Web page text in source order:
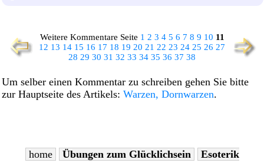
Weitere Kommentare Seite 1 2 3 4 5 6 7 8 9 10 11
12 13 14 15 16 17 18 19 20 21 22 23 24 25 26 27
28 29 30 31 32 33 34 35 36 37 38
Um selber einen Kommentar zu schreiben gehen Sie bitte
zur Hauptseite des Artikels: Warzen, Dornwarzen.
home Übungen zum Glücklichsein Esoterik